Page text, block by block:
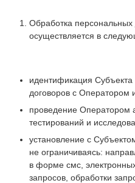
Обработка
осуществляется в
идентификация
договоров с Оператором
проведение Оператором
тестирований и
установление с
не ограничиваясь:
в форме смс,
запросов, обработки